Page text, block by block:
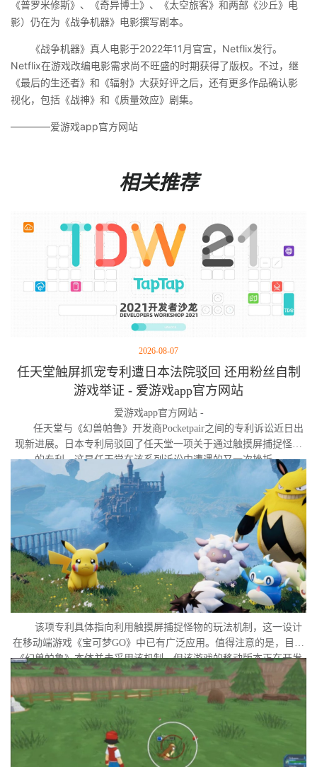
《普罗米修斯》、《奇异博士》、《太空旅客》和两部《沙丘》电
影）仍在为《战争机器》电影撰写剧本。
《战争机器》真人电影于2022年11月官宣，Netflix发行。
Netflix在游戏改编电影需求尚不旺盛的时期获得了版权。不过，继
《最后的生还者》和《辐射》大获好评之后，还有更多作品确认影
视化，包括《战神》和《质量效应》剧集。
————爱游戏app官方网站
相关推荐
2026-08-07
任天堂触屏抓宠专利遭日本法院驳回 还用粉丝自制
游戏举证 - 爱游戏app官方网站
爱游戏app官方网站 -
任天堂与《幻兽帕鲁》开发商Pocketpair之间的专利诉讼近日出
现新进展。日本专利局驳回了任天堂一项关于通过触摸屏捕捉怪物
的专利，这是任天堂在该系列诉讼中遭遇的又一次挫折。
该项专利具体指向利用触摸屏捕捉怪物的玩法机制，这一设计
在移动端游戏《宝可梦GO》中已有广泛应用。值得注意的是，目前
《幻兽帕鲁》本体并未采用该机制，但该游戏的移动版本正在开发
中。外界普遍认为，这很可能是任天堂在当前时间点针对此项专利
发起诉讼的直接原因。